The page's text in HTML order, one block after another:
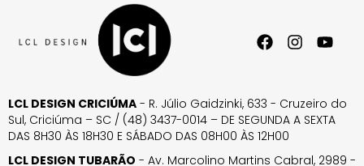
LCL DESIGN CRICIÚMA - R. Júlio Gaidzinki, 633 - Cruzeiro do
Sul, Criciúma – SC / (48) 3437-0014 – DE SEGUNDA A SEXTA
DAS 8H30 ÀS 18H30 E SÁBADO DAS 08H00 ÀS 12H00
LCL DESIGN TUBARÃO - Av. Marcolino Martins Cabral, 2989 -